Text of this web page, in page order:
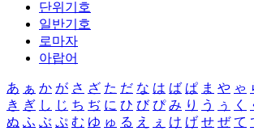
단위기호
일반기호
로마자
아랍어
あ ぁ か が さ ざ た だ な は ば ぱ ま や ゃ
き ぎ し じ ち ぢ に ひ び ぴ み り う ぅ く
ぬ ふ ぶ ぷ む ゆ ゅ る え ぇ け げ せ ぜ て